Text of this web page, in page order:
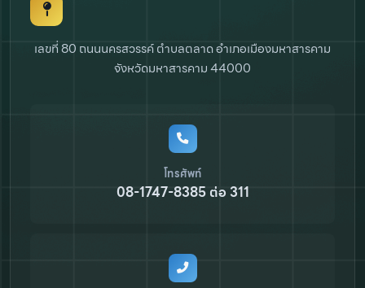
เลขที่ 80 ถนนนครสวรรค์ ตำบลตลาด อำเภอเมืองมหาสารคาม
จังหวัดมหาสารคาม 44000
โทรศัพท์
08-1747-8385 ต่อ 311